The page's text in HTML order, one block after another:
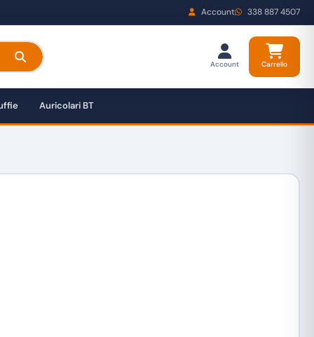
Account 338 887 4507
Account Carrello
Auricolari BT